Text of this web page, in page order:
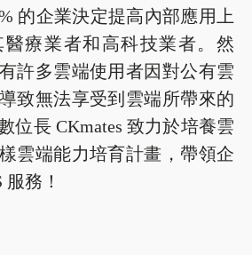
的企業決定提高內部應用上
療業者和高科技業者。然
許多雲端使用者因對公有雲
致無法享受到雲端所帶來的
位長 CKmates 致力於培養雲
雲端能力培育計畫，帶領企
務！